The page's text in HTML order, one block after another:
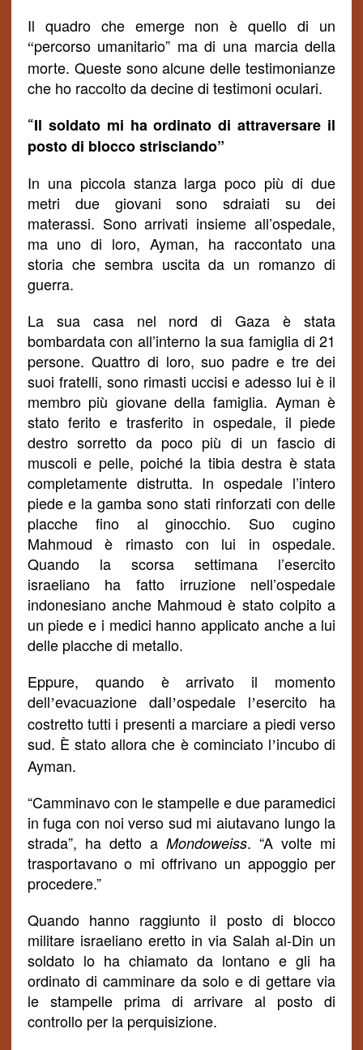
Il quadro che emerge non è quello di un
“percorso umanitario” ma di una marciadella
morte. Queste sono alcune delle testimonianze
che ho raccolto da decine di testimoni oculari.
“Il soldato mi ha ordinato di attraversare il
posto di bloccostrisciando”
In una piccola stanza larga poco più di due
metri due giovani sono sdraiati su dei
materassi. Sono arrivati insieme all’ospedale,
ma uno di loro, Ayman, ha raccontato una
storia che sembra uscita da un romanzo di
guerra.
La sua casa nel nord di Gaza è stata
bombardata con all’interno la sua famiglia di 21
persone. Quattro di loro, suo padre e tre dei
suoi fratelli, sono rimasti uccisi e adesso luiè il
membro più giovane della famiglia. Ayman è
stato ferito e trasferito in ospedale, il piede
destro sorretto da poco più di un fascio di
muscoli e pelle, poiché la tibia destra è stata
completamente distrutta. In ospedale l’intero
piede e la gamba sono stati rinforzati con delle
placche fino al ginocchio. Suo cugino
Mahmoud è rimasto con lui in ospedale.
Quando la scorsa settimana l’esercito
israeliano ha fatto irruzione nell’ospedale
indonesiano anche Mahmoud è stato colpito a
un piede e i medici hanno applicato anche a lui
delle placche di metallo.
Eppure, quando è arrivato il momento
dell’evacuazione dall’ospedale l’esercito ha
costretto tutti i presenti a marciare a piedi verso
sud. È stato allora che è cominciato l’incubo di
Ayman.
“Camminavo con le stampelle e due paramedici
in fuga con noi verso sud mi aiutavano lungo la
strada”, ha detto aMondoweiss. “A volte mi
trasportavano o mi offrivano un appoggio per
procedere.”
Quando hanno raggiunto il posto di blocco
militare israeliano eretto in via Salah al-Din un
soldato lo ha chiamato da lontano e gli ha
ordinato di camminare da solo e di gettare via
le stampelle prima di arrivare al posto di
controllo per la perquisizione.